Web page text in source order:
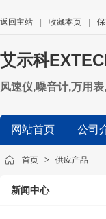
返回主站 收藏本页
艾示科
风速仪,噪音计,万用
网站首页 公司
首页 > 供应产品
新闻中心